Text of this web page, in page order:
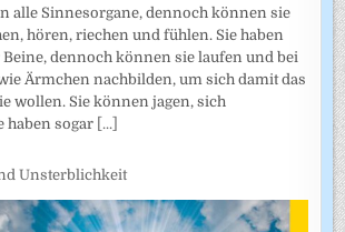
alle Sinnesorgane, dennoch können sie
hören, riechen und fühlen. Sie haben
dennoch können sie laufen und bei
Ärmchen nachbilden, um sich damit das
wollen. Sie können jagen, sich
haben sogar [...]
Unsterblichkeit